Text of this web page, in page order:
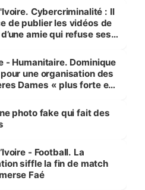
Cybercriminalité : Il
de publier les vidéos de
amie qui refuse ses
- Humanitaire. Dominique
une organisation des
Dames « plus forte et
internationale »
photo fake qui fait des
- Football. La
siffle la fin de match
Faé